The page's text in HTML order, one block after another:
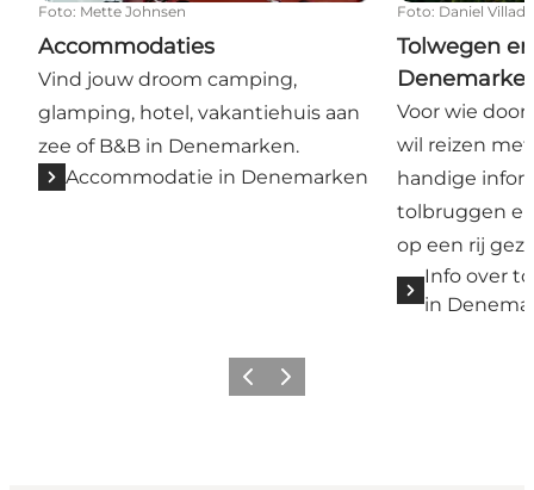
Foto: Mette Johnsen
Accommodaties
Vind jouw droom camping,
glamping, hotel, vakantiehuis aan
zee of B&B in Denemarken.
Accommodatie in Denemarken
Foto: Daniel
Tolwegen
Voor wie
wil reizen
handige
tolbruggen
op een rij
Info over
in
Vorige Volgende